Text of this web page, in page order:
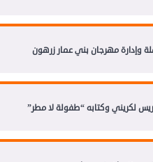
وإدارة مهرجان بني عمار زرهون
لكريني وكتابه “طفولة لا مطر”